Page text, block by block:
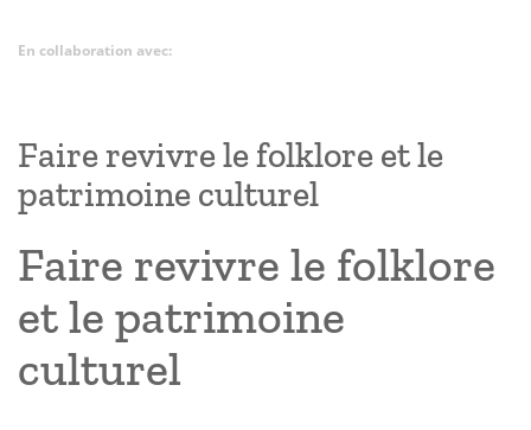
En collaboration avec:
Faire revivre le folklore et le
patrimoine culturel
Faire revivre le folklore
et le patrimoine
culturel